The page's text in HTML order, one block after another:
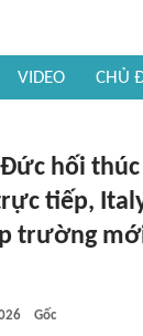
VIDEO CHỦ
hối
tiếp,
trường
Gốc